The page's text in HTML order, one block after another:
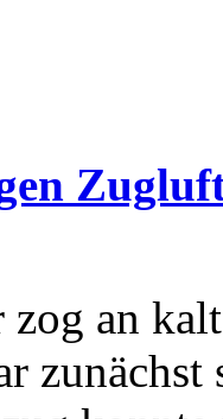
an
zunächst